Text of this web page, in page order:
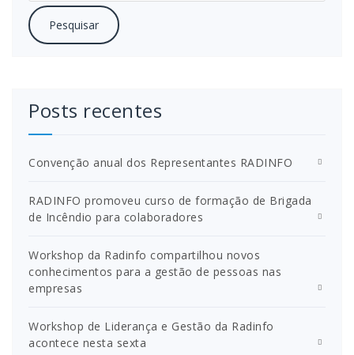
Posts recentes
Convenção anual dos Representantes RADINFO
RADINFO promoveu curso de formação de Brigada
de Incêndio para colaboradores
Workshop da Radinfo compartilhou novos
conhecimentos para a gestão de pessoas nas
empresas
Workshop de Liderança e Gestão da Radinfo
acontece nesta sexta